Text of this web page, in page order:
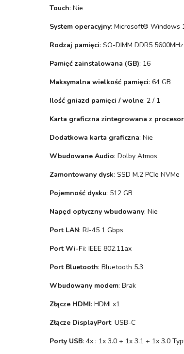
Touch: Nie
System operacyjny: Microsoft® Windows
Rodzaj pamięci: SO-DIMM DDR5 5600MHz
Pamięć zainstalowana (GB): 16
Maksymalna wielkość pamięci: 64 GB
Ilość gniazd pamięci / wolne: 2 / 1
Karta graficzna zintegrowana z
Dodatkowa karta graficzna: Nie
Wbudowane Audio: Dolby Atmos
Zamontowany dysk: SSD M.2 PCIe NVMe
Pojemność dysku: 512 GB
Napęd optyczny wbudowany: Nie
Port LAN: RJ-45 1 Gbps
Port Wi-Fi: IEEE 802.11ax
Port Bluetooth: Bluetooth 5.3
Wbudowany modem: Brak
Złącze HDMI: HDMI x1
Złącze DisplayPort: USB-C
Porty USB: 4x : 1x 3.0 + 1x 3.1 + 1x 3.0